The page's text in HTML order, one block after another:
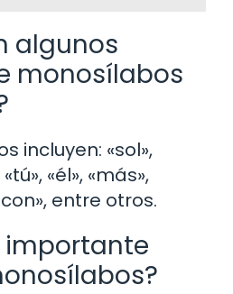
algunos
monosílabos
incluyen: «sol»,
«él», «más»,
entre otros.
importante